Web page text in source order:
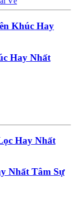
Hay Nhất
Nhất Tâm Sự